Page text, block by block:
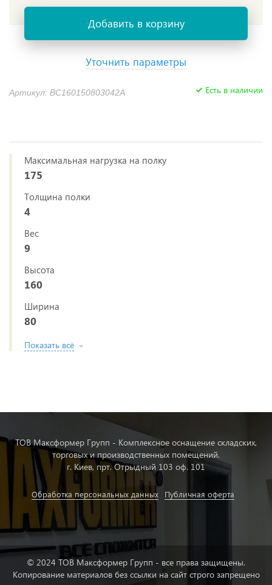
Артикул: BC160150803042A Есть в наличии
Добавить в корзину
Уточнить параметры
Максимальная нагрузка на полку
175
Толщина полки
4
Вес
9
Высота
160
Ширина
80
Показать всё
ТОВ Максформер Групп - Комплексное оснащение складских,
торговых и производственных помещений.
г. Киев, прт. Отрыдный 103 оф. 101
Обработка персональных данных Публичная оферта
© 2024 ТОВ Максформер Групп - все права защищены.
Копирование материалов без ссылки на сайт строго запрещено